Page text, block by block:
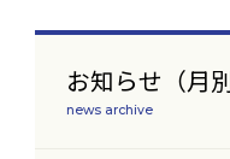
お知らせ（月別
news archive